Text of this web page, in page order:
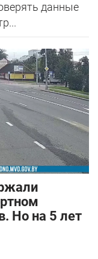
данные
Но на 5 лет